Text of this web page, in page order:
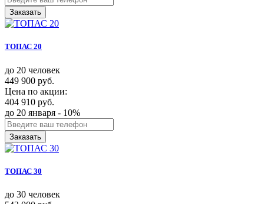
Заказать
ТОПАС 20
до 20 человек
449 900 руб.
Цена по акции:
404 910 руб.
до 20 января - 10%
Заказать
ТОПАС 30
до 30 человек